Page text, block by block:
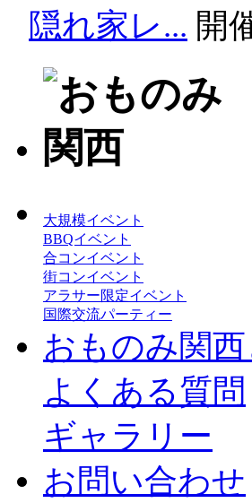
隠れ家レ... 開
大規模イベント
BBQイベント
合コンイベント
街コンイベント
アラサー限定イベント
国際交流パーティー
おものみ関
よくある質問
ギャラリー
お問い合わせ